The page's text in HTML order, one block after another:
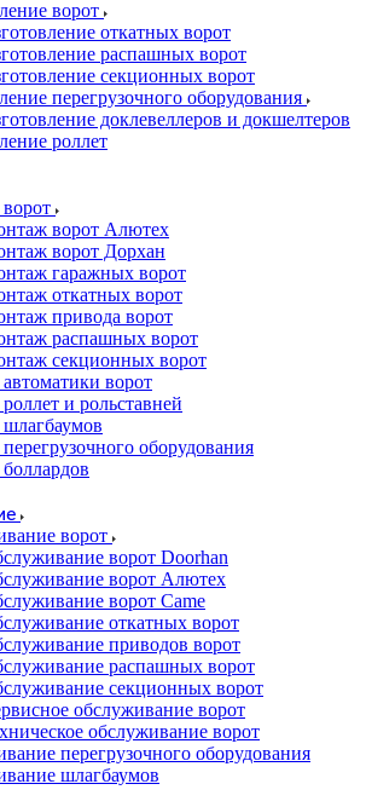
ворот
откатных ворот
распашных ворот
секционных ворот
перегрузочного оборудования
доклевеллеров и докшелтеров
роллет
ворот Алютех
ворот Дорхан
гаражных ворот
откатных ворот
привода ворот
распашных ворот
секционных ворот
ворот
и рольставней
оборудования
ворот
ворот Doorhan
ворот Алютех
ворот Сame
откатных ворот
приводов ворот
распашных ворот
секционных ворот
обслуживание ворот
обслуживание ворот
перегрузочного оборудования
шлагбаумов